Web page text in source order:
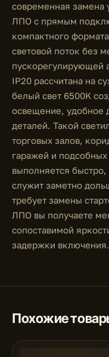
современная
ЛПО с прямым
компактного
световой поток без
пускорегулирующей
IP20 рассчитана на
белый свет 6500K
освещение, удобное
деталей. Такой
торговых залов,
гаражей и
выполняется
служит заметно
требует замены
ЛПО вы получаете
сопоставимой
задержки включения.
Похожие